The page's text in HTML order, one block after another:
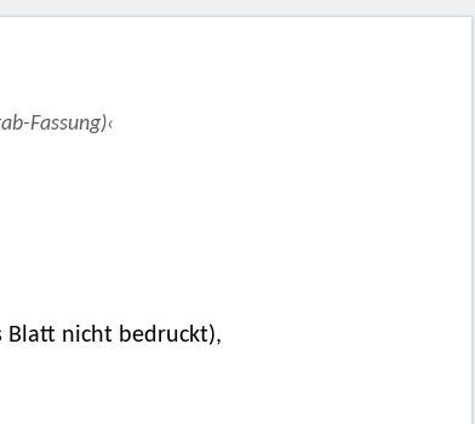
Fassung)‹
Blatt nicht bedruckt),